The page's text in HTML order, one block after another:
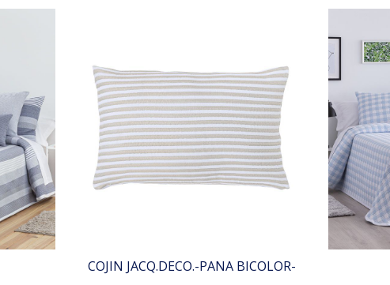
COJIN JACQ.DECO.-PANA BICOLOR-